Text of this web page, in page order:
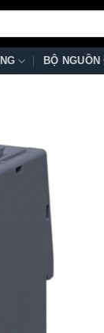
BỘ NGUỒN